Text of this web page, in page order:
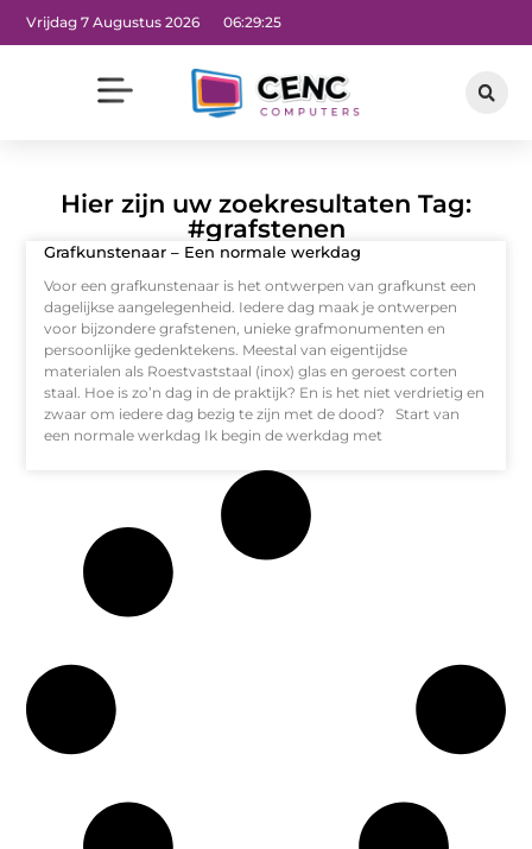
Vrijdag 7 Augustus 2026 06:29:25
Hier zijn uw zoekresultaten Tag:
#grafstenen
Grafkunstenaar – Een normale werkdag
Voor een grafkunstenaar is het ontwerpen van grafkunst een
dagelijkse aangelegenheid. Iedere dag maak je ontwerpen
voor bijzondere grafstenen, unieke grafmonumenten en
persoonlijke gedenktekens. Meestal van eigentijdse
materialen als Roestvaststaal (inox) glas en geroest corten
staal. Hoe is zo’n dag in de praktijk? En is het niet verdrietig en
zwaar om iedere dag bezig te zijn met de dood? Start van
een normale werkdag Ik begin de werkdag met